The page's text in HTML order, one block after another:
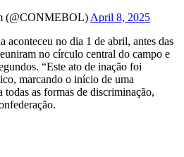
(@CONMEBOL) April 8, 2025
aconteceu no dia 1 de abril, antes das
no círculo central do campo e
“Este ato de inação foi
marcando o início de uma
todas as formas de discriminação,